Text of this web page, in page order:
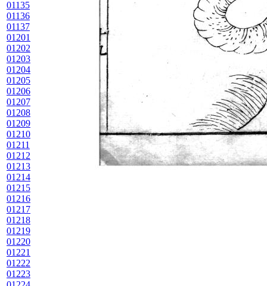
01135
01136
01137
01201
01202
01203
01204
01205
01206
01207
01208
01209
01210
01211
01212
01213
01214
01215
01216
01217
01218
01219
01220
01221
01222
01223